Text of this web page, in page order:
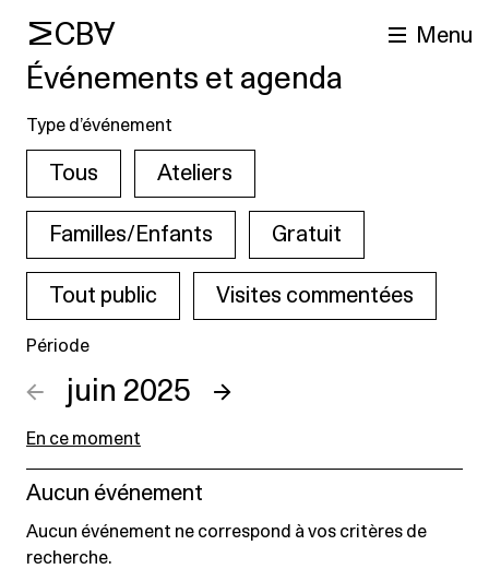
MCBA Menu
Événements et agenda
Type d’événement
Tous Ateliers
Familles/Enfants Gratuit
Tout public Visites commentées
Période
← juin 2025 →
En ce moment
Aucun événement
Aucun événement ne correspond à vos critères de
recherche.